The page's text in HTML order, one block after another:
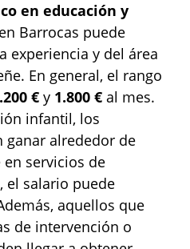
en educación y
en Barrocas puede
experiencia y del área
En general, el rango
€ y 1.800 € al mes.
infantil, los
ganar alrededor de
servicios de
el salario puede
aquellos que
de intervención o